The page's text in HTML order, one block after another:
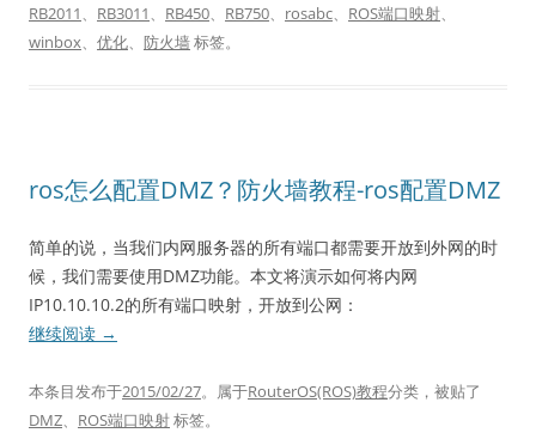
RB2011
RB3011 RB450 RB750 rosabc ROS端口映射
winbox
优化 防火墙标签。
ros怎么配置DMZ？防火墙教程-ros配置DMZ
简单的说，当我们内网服务器的所有端口都需要开放到外网的时
候，我们需要使用DMZ功能。本文将演示如何将内网
IP10.10.10.2的所有端口映射，开放到公网：
继续阅读 →
本条目发布于2015/02/27。属于RouterOS(ROS)教程分类，被贴了
DMZ
ROS端口映射标签。